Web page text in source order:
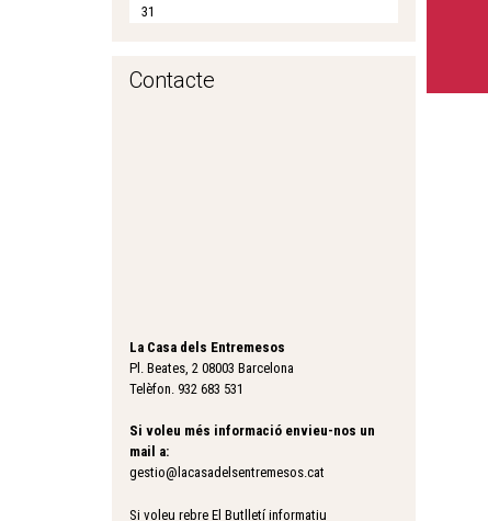
31
Contacte
La Casa dels Entremesos
Pl. Beates, 2 08003 Barcelona
Telèfon. 932 683 531
Si voleu més informació envieu-nos un
mail a:
gestio@lacasadelsentremesos.cat
Si voleu rebre El Butlletí informatiu